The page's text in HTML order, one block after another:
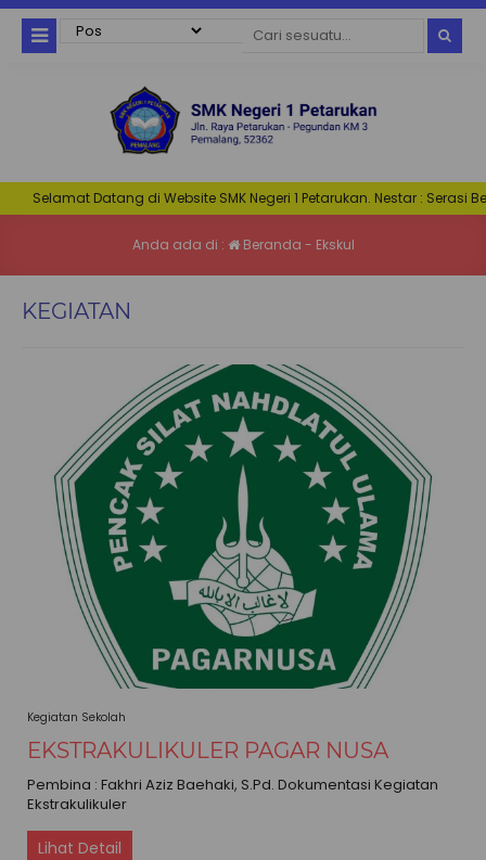
Datang di Website SMK Negeri 1 Petarukan. Nestar : Serasi
Anda ada di : Beranda - Ekskul
KEGIATAN
Kegiatan Sekolah
EKSTRAKULIKULER PAGAR NUSA
Pembina : Fakhri Aziz Baehaki, S.Pd. Dokumentasi Kegiatan
Ekstrakulikuler
Lihat Detail